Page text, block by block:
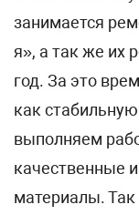
занимается
я», а так же их
год. За это
как
выполняем
качественные
материалы. Так